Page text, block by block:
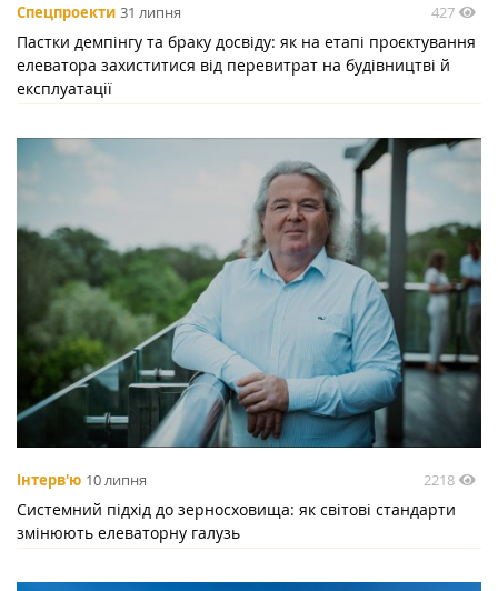
Спецпроекти 31 липня 427
Пастки демпінгу та браку досвіду: як на етапі проєктування
елеватора захиститися від перевитрат на будівництві й
експлуатації
Інтерв'ю 10 липня 2218
Системний підхід до зерносховища: як світові стандарти
змінюють елеваторну галузь